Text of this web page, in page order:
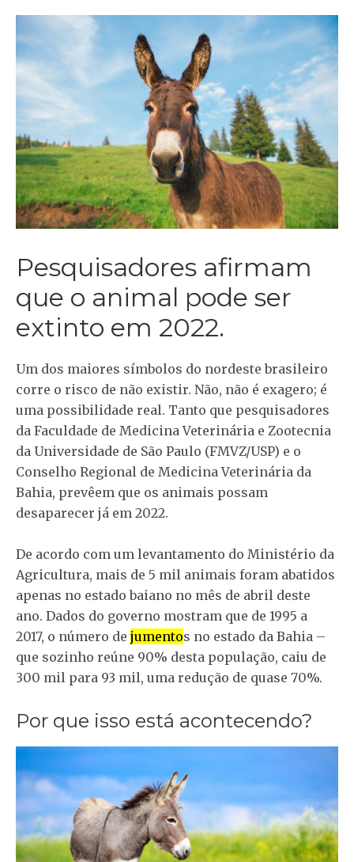
Pesquisadores afirmam
que o animal pode ser
extinto em 2022.
Um dos maiores símbolos do nordeste brasileiro
corre o risco de não existir. Não, não é exagero; é
uma possibilidade real. Tanto que pesquisadores
da Faculdade de Medicina Veterinária e Zootecnia
da Universidade de São Paulo (FMVZ/USP) e o
Conselho Regional de Medicina Veterinária da
Bahia, prevêem que os animais possam
desaparecer já em 2022.
De acordo com um levantamento do Ministério da
Agricultura, mais de 5 mil animais foram abatidos
apenas no estado baiano no mês de abril deste
ano. Dados do governo mostram que de 1995 a
2017, o número de jumentos no estado da Bahia –
que sozinho reúne 90% desta população, caiu de
300 mil para 93 mil, uma redução de quase 70%.
Por que isso está acontecendo?